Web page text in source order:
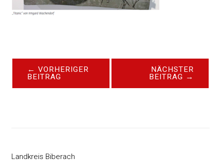
← VORHERIGER
BEITRAG
NÄCHSTER
BEITRAG →
Landkreis Biberach